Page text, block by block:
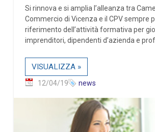
Si rinnova e si amplia l’alleanza tra
Commercio di Vicenza e il CPV sempre
riferimento dell’attività formativa per
imprenditori, dipendenti d’azienda e
VISUALIZZA »
12/04/19 news